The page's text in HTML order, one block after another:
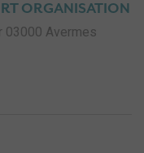
ORGANISATION
03000 Avermes